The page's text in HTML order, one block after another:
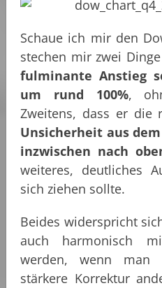
Schaue ich mir den
stechen mir zwei
fulminante Anstieg
um rund 100%,
Zweitens, dass er die
Unsicherheit aus dem
inzwischen nach
weiteres, deutliches
sich ziehen sollte.
Beides widerspricht
auch harmonisch
werden, wenn man
stärkere Korrektur